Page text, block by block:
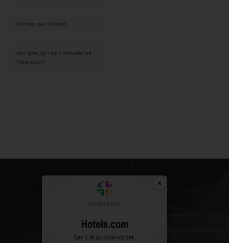
Kontakt med Norstat!
Vart fyller jag i mina biokoder på
Filmstaden?